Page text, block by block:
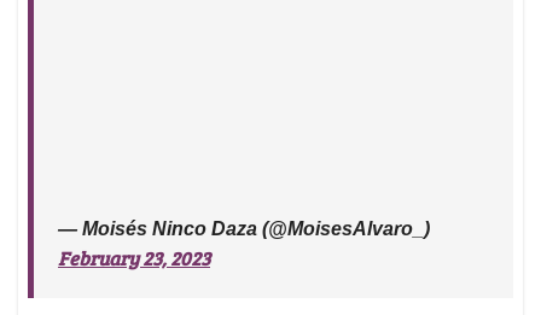
— Moisés Ninco Daza (@MoisesAlvaro_)
February 23, 2023